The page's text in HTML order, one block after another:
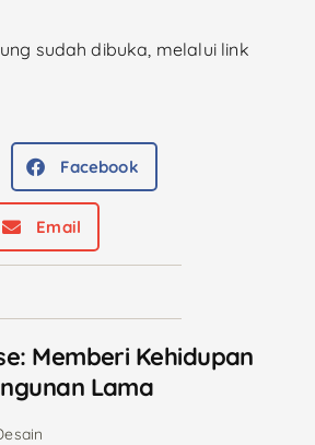
sudah dibuka, melalui link
Facebook
Email
Memberi Kehidupan
Lama